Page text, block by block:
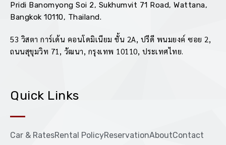
Pridi Banomyong Soi 2, Sukhumvit 71 Road, Wattana,
Bangkok 10110, Thailand.
53 วิสตา การ์เด้น คอนโดมิเนียม ชั้น 2A, ปรีดี พนมยงค์ ซอย 2,
ถนนสุขุมวิท 71, วัฒนา, กรุงเทพ 10110, ประเทศไทย.
Quick Links
Car & RatesRental PolicyReservationAboutContact